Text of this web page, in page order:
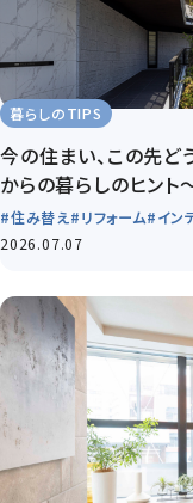
暮らしのTIPS
今の住まい、この先ど
からの暮らしのヒント
#住み替え #リフォーム#イン
2026.07.07